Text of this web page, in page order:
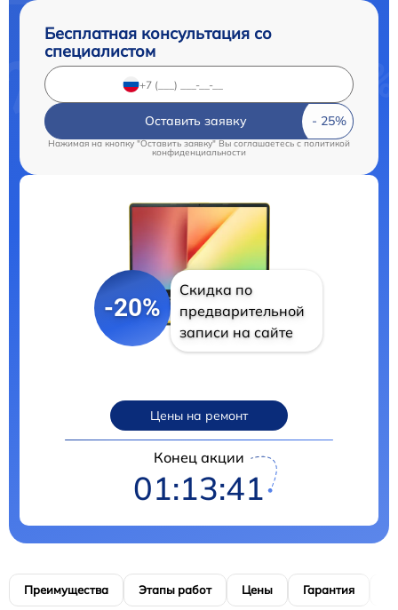
Бесплатная консультация со
специалистом
Оставить заявку
Нажимая на кнопку "Оставить заявку" Вы соглашаетесь c политикой
конфиденциальности
-20%
Скидка по
предварительной
записи на сайте
Цены на ремонт
Конец акции
01:13:40
Преимущества Этапы работ Цены Гарантия